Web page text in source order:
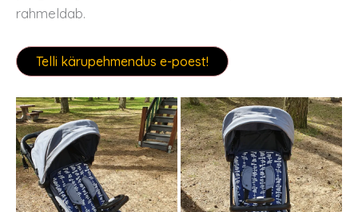
rahmeldab.
Telli kärupehmendus e-poest!